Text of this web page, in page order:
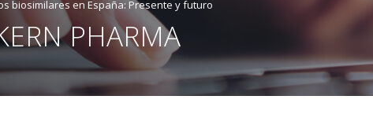
biosimilares en España: Presente y futuro
PHARMA